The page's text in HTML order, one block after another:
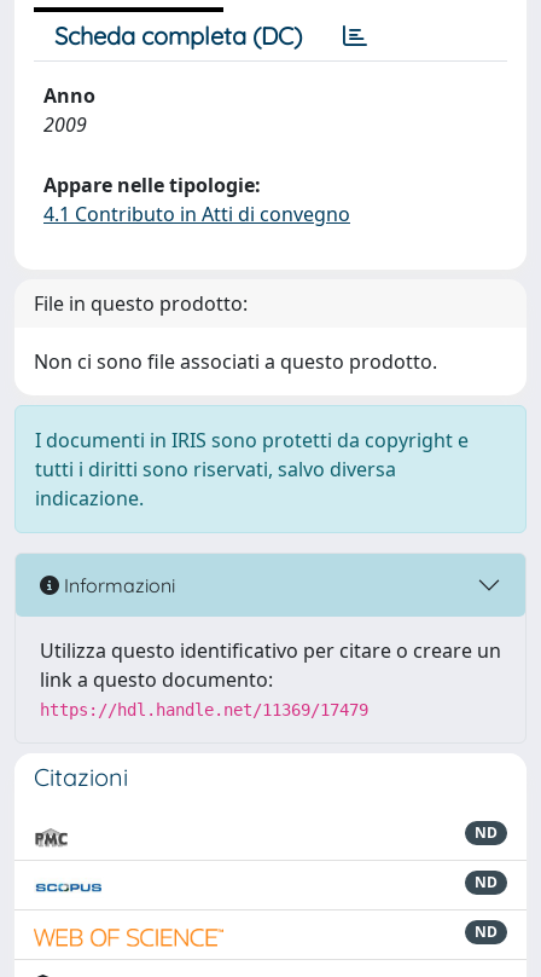
Scheda completa (DC)
Anno
2009
Appare nelle tipologie:
4.1 Contributo in Atti di convegno
File in questo prodotto:
Non ci sono file associati a questo prodotto.
I documenti in IRIS sono protetti da copyright e
tutti i diritti sono riservati, salvo diversa
indicazione.
Informazioni
Utilizza questo identificativo per citare o creare un
link a questo documento:
https://hdl.handle.net/11369/17479
Citazioni
ND
ND
ND